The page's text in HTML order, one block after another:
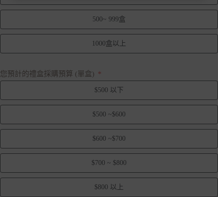
500~ 999盒
1000盒以上
您預計的禮盒採購預算 (單盒)
$500 以下
$500 ~$600
$600 ~$700
$700 ~ $800
$800 以上